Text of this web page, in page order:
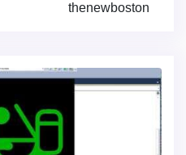
thenewboston